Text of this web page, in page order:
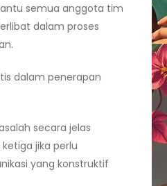
semua anggota tim
dalam proses
dalam penerapan
secara jelas
jika perlu
yang konstruktif